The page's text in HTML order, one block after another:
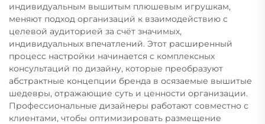
индивидуальным вышитым плюшевым игрушкам,
меняют подход организаций к взаимодействию с
целевой аудиторией за счёт значимых,
индивидуальных впечатлений. Этот расширенный
процесс настройки начинается с комплексных
консультаций по дизайну, которые преобразуют
абстрактные концепции бренда в осязаемые вышитые
шедевры, отражающие суть и ценности организации.
Профессиональные дизайнеры работают совместно с
клиентами, чтобы оптимизировать размещение